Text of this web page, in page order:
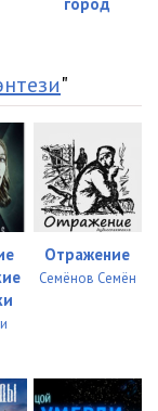
город
"
Отражение
Семёнов Семён